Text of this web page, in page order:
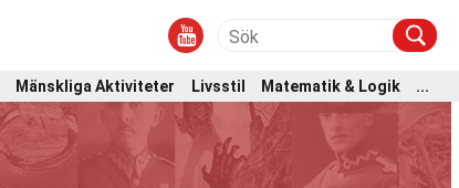
Mänskliga Aktiviteter Livsstil Matematik & Logik
...